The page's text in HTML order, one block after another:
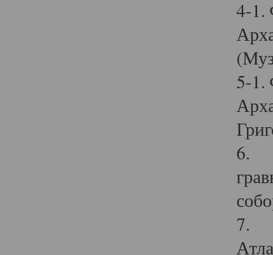
4-1.
5-1.
6.
7.